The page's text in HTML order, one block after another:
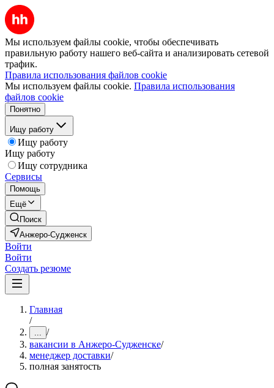
Мы используем файлы cookie, чтобы обеспечивать
правильную работу нашего веб-сайта и анализировать сетевой
трафик.
Правила использования файлов cookie
Мы используем файлы cookie. Правила использования
файлов cookie
Понятно
Ищу работу
Ищу работу
Ищу работу
Ищу сотрудника
Сервисы
Помощь
Ещё
Поиск
Анжеро-Судженск
Войти
Войти
Создать резюме
Главная
/
... /
вакансии в Анжеро-Судженске/
менеджер доставки/
полная занятость